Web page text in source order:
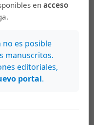
Núm. 84-85 (1999):
COLABORADORES
Núm. 92-93 (2001):
enacceso
es posible
manuscritos.
editoriales,
portal.